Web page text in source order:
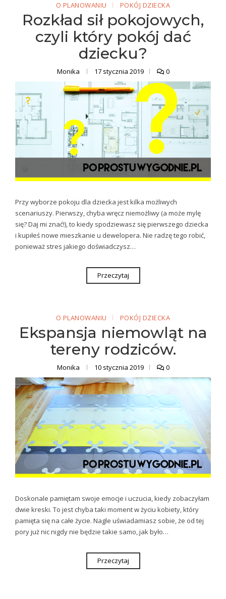
O PLANOWANIU POKÓJ DZIECKA
Rozkład sił pokojowych,
czyli który pokój dać
dziecku?
Monika 17 stycznia 2019 0
Przy wyborze pokoju dla dziecka jest kilka możliwych
scenariuszy. Pierwszy, chyba wręcz niemożliwy (a może mylę
się? Daj mi znać!), to kiedy spodziewasz się pierwszego dziecka
i kupiłeś nowe mieszkanie u dewelopera. Nie radzę tego robić,
ponieważ stres jakiego doświadczysz…
Przeczytaj
O PLANOWANIU POKÓJ DZIECKA
Ekspansja niemowląt na
tereny rodziców.
Monika 10 stycznia 2019 0
Doskonale pamiętam swoje emocje i uczucia, kiedy zobaczyłam
dwie kreski. To jest chyba taki moment w życiu kobiety, który
pamięta się na całe życie. Nagle uświadamiasz sobie, że od tej
pory już nic nigdy nie będzie takie samo, jak było…
Przeczytaj